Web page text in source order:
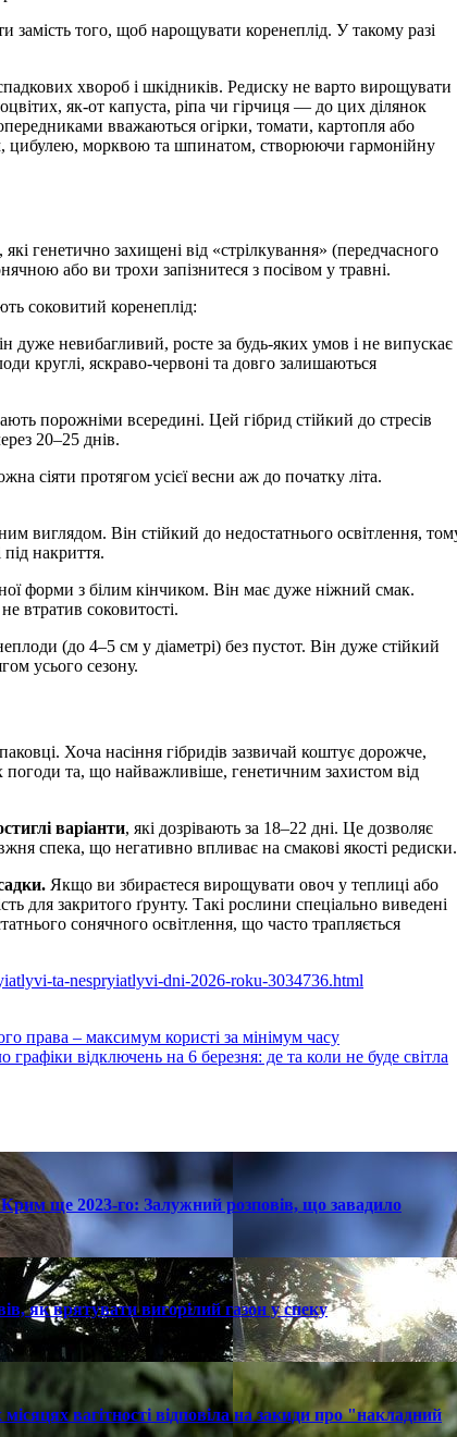
замість того, щоб нарощувати коренеплід. У такому разі
хвороб і шкідників. Редиску не варто вирощувати
як-от капуста, ріпа чи гірчиця — до цих ділянок
вважаються огірки, томати, картопля або
цибулею, морквою та шпинатом, створюючи гармонійну
генетично захищені від «стрілкування» (передчасного
або ви трохи запізнитеся з посівом у травні.
соковитий коренеплід:
круглі, яскраво-червоні та довго залишаються
20–25 днів.
накриття.
втратив соковитості.
усього сезону.
Хоча насіння гібридів зазвичай коштує дорожче,
та, що найважливіше, генетичним захистом від
варіанти, які дозрівають за 18–22 дні. Це дозволяє
спека, що негативно впливає на смакові якості редиски.
Якщо ви збираєтеся вирощувати овоч у теплиці або
для закритого ґрунту. Такі рослини спеціально виведені
сонячного освітлення, що часто трапляється
ta-nespryiatlyvi-dni-2026-roku-3034736.html
права – максимум користі за мінімум часу
відключень на 6 березня: де та коли не буде світла
ще 2023-го: Залужний розповів, що завадило
як врятувати вигорілий газон у спеку
вагітності відповіла на закиди про "накладний